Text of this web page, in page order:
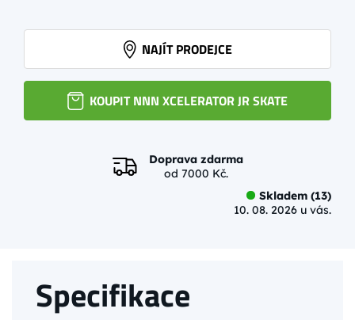
NAJÍT PRODEJCE
KOUPIT NNN XCELERATOR JR SKATE
Doprava zdarma
od 7000 Kč.
Skladem (13)
10. 08. 2026 u vás.
Specifikace